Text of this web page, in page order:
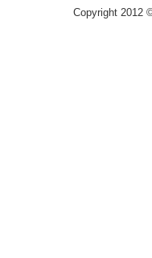
Copyright 2012